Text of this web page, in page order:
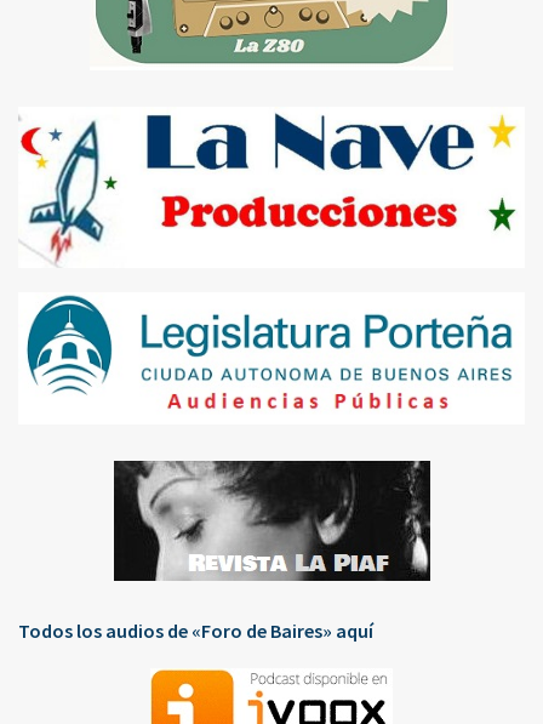
Todos los audios de «Foro de Baires» aquí